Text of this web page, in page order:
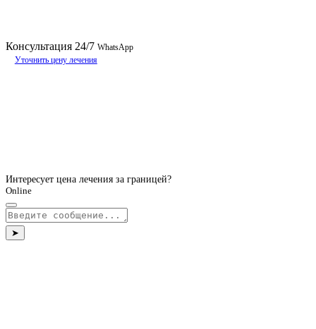
Консультация 24/7 WhatsApp
Уточнить цену лечения
Интересует цена лечения за границей?
Online
➤